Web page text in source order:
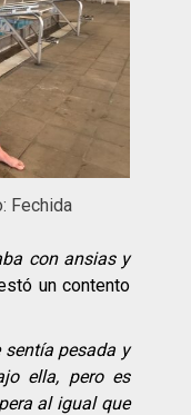
Fechida
con ansias y
un contento
sentía pesada y
ella, pero es
al igual que